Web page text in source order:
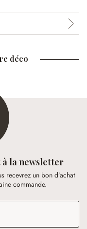
déco
à la newsletter
recevrez un bon d’achat
commande.